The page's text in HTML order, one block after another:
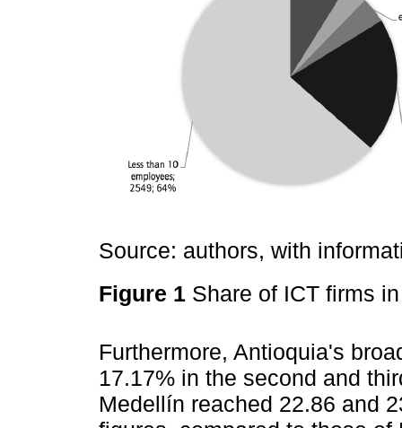
Source: authors, with
Figure 1 Share of ICT firms
Furthermore, Antioquia's
17.17% in the second and
Medellín reached 22.86 and